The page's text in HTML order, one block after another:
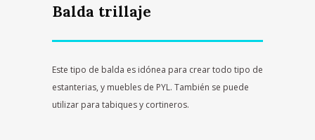
Balda trillaje
Este tipo de balda es idónea para crear todo tipo de
estanterias, y muebles de PYL. También se puede
utilizar para tabiques y cortineros.